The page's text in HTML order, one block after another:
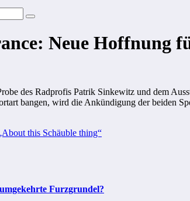
Neue Hoffnung
des Radprofis Patrik Sinkewitz und dem
bangen, wird die Ankündigung der beiden
this Schäuble thing“
Furzgrundel?